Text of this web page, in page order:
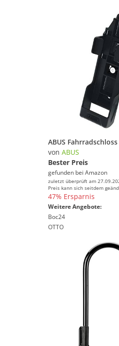
von ABUS
Bester Preis
gefunden bei Amazon
zuletzt überprüft am
Preis kann sich seitdem
47% Ersparnis
Weitere Angebote:
Boc24
OTTO